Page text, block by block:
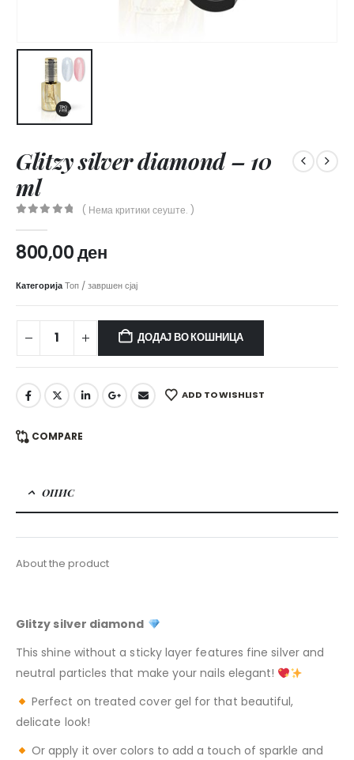
Glitzy silver diamond – 10
ml
( Нема критики сеуште. )
800,00ден
КатегоријаТоп / завршен сјај
ДОДАЈ ВО КОШНИЦА
ADD TO WISHLIST
COMPARE
ОПИС
About the product
Glitzy silver diamond
This shine without a sticky layer features fine silver and
neutral particles that make your nails elegant!
Perfect on treated cover gel for that beautiful,
delicate look!
Or apply it over colors to add a touch of sparkle and